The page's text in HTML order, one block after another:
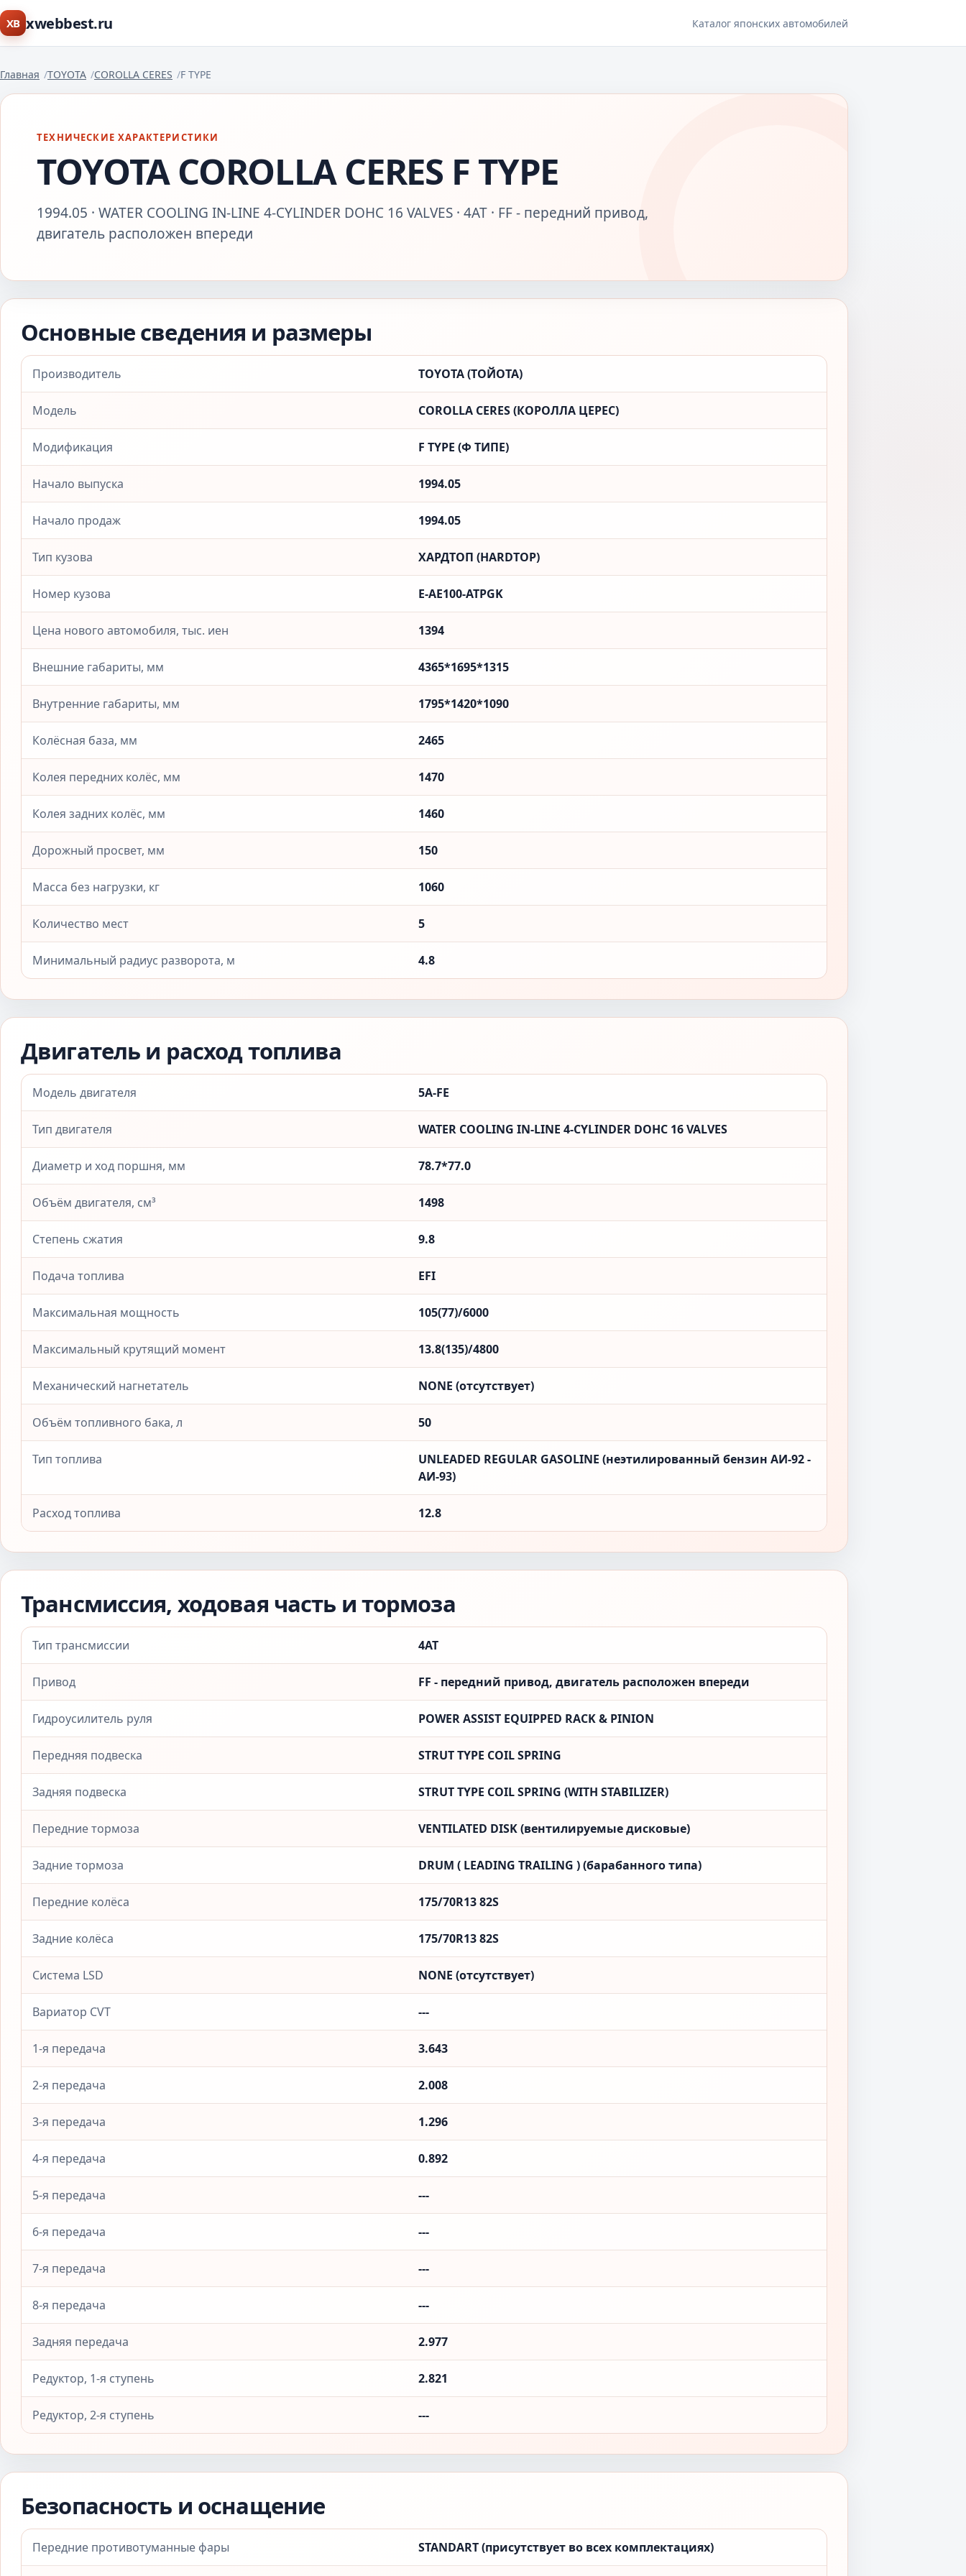
XB xwebbest.ru Каталог японских автомобилей
Главная TOYOTA COROLLA CERES F TYPE
ТЕХНИЧЕСКИЕ ХАРАКТЕРИСТИКИ
TOYOTA COROLLA CERES F TYPE
1994.05 · WATER COOLING IN-LINE 4-CYLINDER DOHC 16 VALVES · 4AT · FF - передний привод,
двигатель расположен впереди
Основные сведения и размеры
Производитель TOYOTA (ТОЙОТА)
Модель COROLLA CERES (КОРОЛЛА ЦЕРЕС)
Модификация F TYPE (Ф ТИПЕ)
Начало выпуска 1994.05
Начало продаж 1994.05
Тип кузова ХАРДТОП (HARDTOP)
Номер кузова E-AE100-ATPGK
Цена нового автомобиля, тыс. иен 1394
Внешние габариты, мм 4365*1695*1315
Внутренние габариты, мм 1795*1420*1090
Колёсная база, мм 2465
Колея передних колёс, мм 1470
Колея задних колёс, мм 1460
Дорожный просвет, мм 150
Масса без нагрузки, кг 1060
Количество мест 5
Минимальный радиус разворота, м 4.8
Двигатель и расход топлива
Модель двигателя 5A-FE
Тип двигателя WATER COOLING IN-LINE 4-CYLINDER DOHC 16 VALVES
Диаметр и ход поршня, мм 78.7*77.0
Объём двигателя, см³ 1498
Степень сжатия 9.8
Подача топлива EFI
Максимальная мощность 105(77)/6000
Максимальный крутящий момент 13.8(135)/4800
Механический нагнетатель NONE (отсутствует)
Объём топливного бака, л 50
Тип топлива
UNLEADED REGULAR GASOLINE (неэтилированный бензин АИ-92 -
АИ-93)
Расход топлива 12.8
Трансмиссия, ходовая часть и тормоза
Тип трансмиссии 4AT
Привод FF - передний привод, двигатель расположен впереди
Гидроусилитель руля POWER ASSIST EQUIPPED RACK & PINION
Передняя подвеска STRUT TYPE COIL SPRING
Задняя подвеска STRUT TYPE COIL SPRING (WITH STABILIZER)
Передние тормоза VENTILATED DISK (вентилируемые дисковые)
Задние тормоза DRUM ( LEADING TRAILING ) (барабанного типа)
Передние колёса 175/70R13 82S
Задние колёса 175/70R13 82S
Система LSD NONE (отсутствует)
Вариатор CVT ---
1-я передача 3.643
2-я передача 2.008
3-я передача 1.296
4-я передача 0.892
5-я передача ---
6-я передача ---
7-я передача ---
8-я передача ---
Задняя передача 2.977
Редуктор, 1-я ступень 2.821
Редуктор, 2-я ступень ---
Безопасность и оснащение
Передние противотуманные фары STANDART (присутствует во всех комплектациях)